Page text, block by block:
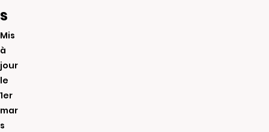
s
Mis
à
jour
le
1er
mar
s